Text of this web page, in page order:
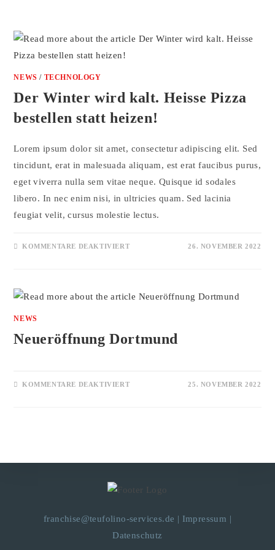
NEWS / TECHNOLOGY
Der Winter wird kalt. Heisse Pizza
bestellen statt heizen!
Lorem ipsum dolor sit amet, consectetur adipiscing elit. Sed
tincidunt, erat in malesuada aliquam, est erat faucibus purus,
eget viverra nulla sem vitae neque. Quisque id sodales
libero. In nec enim nisi, in ultricies quam. Sed lacinia
feugiat velit, cursus molestie lectus.
KOMMENTARE DEAKTIVIERT 26. NOVEMBER 2022
NEWS
Neueröffnung Dortmund
KOMMENTARE DEAKTIVIERT 25. NOVEMBER 2022
franchise@teufolino-services.de | Impressum |
Datenschutz